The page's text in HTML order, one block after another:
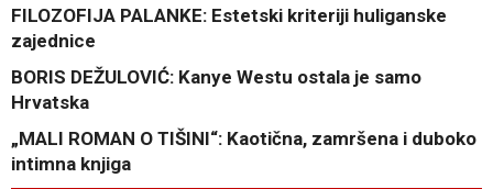
FILOZOFIJA PALANKE: Estetski kriteriji huliganske
zajednice
BORIS DEŽULOVIĆ: Kanye Westu ostala je samo
Hrvatska
„MALI ROMAN O TIŠINI“: Kaotična, zamršena i duboko
intimna knjiga